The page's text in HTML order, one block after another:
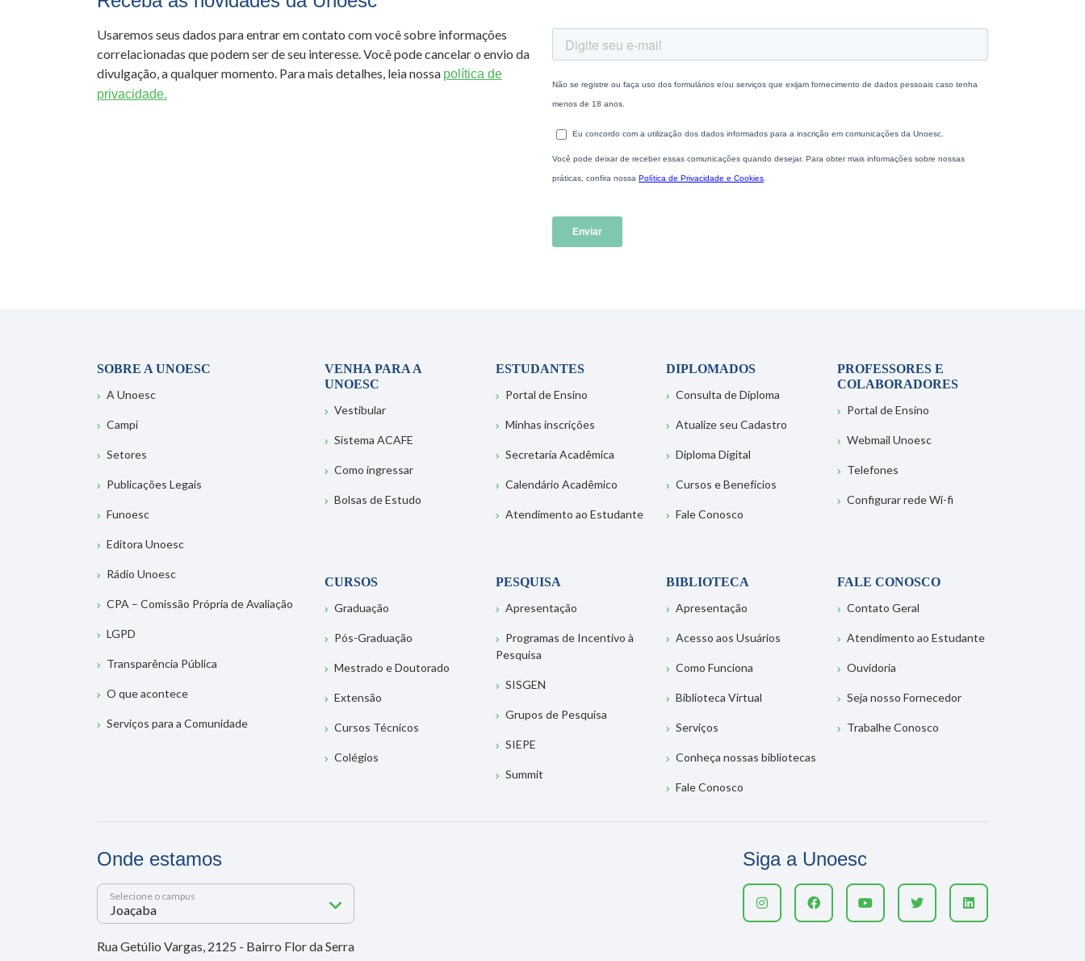
Usaremos seus dados para entrar em contato com você sobre informações
correlacionadas que podem ser de seu interesse. Você pode cancelar o envio da
divulgação, a qualquer momento. Para mais detalhes, leia nossa política de
privacidade.
SOBRE A UNOESC
A Unoesc
Campi
Setores
Publicações Legais
Funoesc
Editora Unoesc
Rádio Unoesc
CPA – Comissão Própria de Avaliação
LGPD
Transparência Pública
O que acontece
Serviços para a Comunidade
VENHA PARA A
UNOESC
Vestibular
Sistema ACAFE
Como ingressar
Bolsas de Estudo
ESTUDANTES
Portal de Ensino
Minhas inscrições
Secretaria Acadêmica
Calendário Acadêmico
Atendimento ao Estudante
DIPLOMADOS
Consulta de Diploma
Atualize seu Cadastro
Diploma Digital
Cursos e Benefícios
Fale Conosco
PROFESSORES E
COLABORADORES
Portal de Ensino
Webmail Unoesc
Telefones
Configurar rede Wi-fi
CURSOS
Graduação
Pós-Graduação
Mestrado e Doutorado
Extensão
Cursos Técnicos
Colégios
PESQUISA
Apresentação
Programas de Incentivo à
Pesquisa
SISGEN
Grupos de Pesquisa
SIEPE
Summit
BIBLIOTECA
Apresentação
Acesso aos Usuários
Como Funciona
Biblioteca Virtual
Serviços
Conheça nossas bibliotecas
Fale Conosco
FALE CONOSCO
Contato Geral
Atendimento ao Estudante
Ouvidoria
Seja nosso Fornecedor
Trabalhe Conosco
Onde estamos
Selecione o campus
Rua Getúlio Vargas, 2125 - Bairro Flor da Serra
Siga a Unoesc